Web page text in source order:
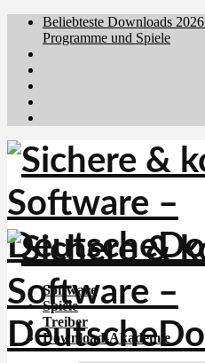
Beliebteste Downloads
Programme und Spiele
Software
Spiele
Treiber
Download-Akademie